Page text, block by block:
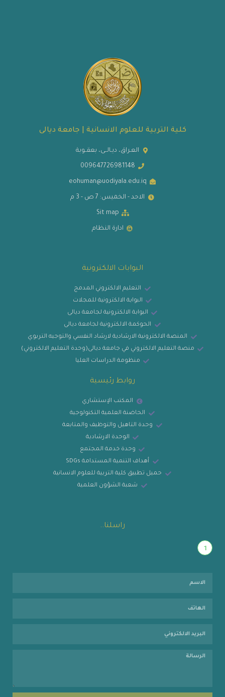
كلية التربية للعلوم الانسانية | جامعة ديالى
العـراق، ديـالــى، بعقــوبة
009647726981148
eohuman@uodiyala.edu.iq
الاحد - الخميس: 7 ص - 3 م
Sit map
ادارة النظام
البوابات الالكترونية
التعليم الالكتروني المدمج
البوابة الالكترونية للمجلات
البوابة الالكترونية لجامعة ديالى
الحوكمة الالكترونية لجامعة ديالى
المنصة الالكترونية الارشادية لارشاد النفسي والتوجيه التربوي
منصة التعليم الالكتروني في جامعة ديالى(وحدة التعليم الالكتروني)
منظومة الدراسات العليا
روابط رئيسية
المكتب الإستشاري
الحاضنة العلمية التكنولوجية
وحدة التاهيل والتوظيف والمتابعة
الوحدة الارشادية
وحدة خدمة المجتمع
أهداف التنمية المستدامة SDGs
حميل تطبيق كلية التربية للعلوم الانسانية
شعبة الشؤون العلمية
راسلنا..
1